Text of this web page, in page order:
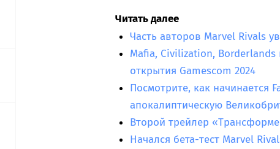
Читать далее
Часть авторов Marvel Rivals
Mafia, Civilization,
открытия Gamescom 2024
Посмотрите, как начинается
апокалиптическую
Второй трейлер
Начался бета-тест Marvel